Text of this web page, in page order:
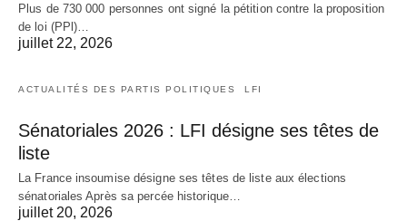
Plus de 730 000 personnes ont signé la pétition contre la proposition
de loi (PPl)…
juillet 22, 2026
ACTUALITÉS DES PARTIS POLITIQUES LFI
Sénatoriales 2026 : LFI désigne ses têtes de
liste
La France insoumise désigne ses têtes de liste aux élections
sénatoriales Après sa percée historique…
juillet 20, 2026